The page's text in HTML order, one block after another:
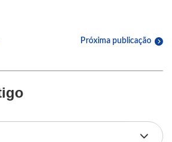
Próxima publicação